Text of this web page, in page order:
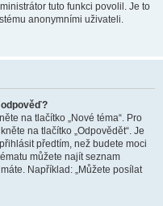
tuto funkci povolil. Je to
anonymními uživateli.
na tlačítko „Nové téma“. Pro
na tlačítko „Odpovědět“. Je
předtím, než budete moci
můžete najít seznam
Například: „Můžete posílat